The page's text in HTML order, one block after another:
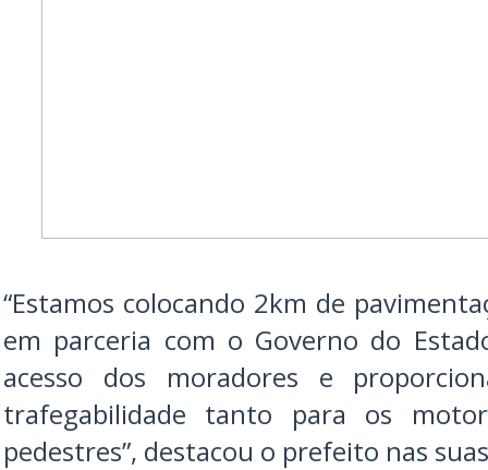
“Estamos colocando 2km de
em parceria com o Governo do
acesso dos moradores e
trafegabilidade tanto para os
pedestres”, destacou o prefeito nas